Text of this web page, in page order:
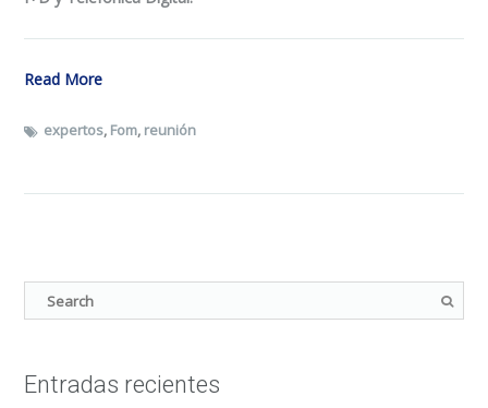
Read More
expertos, Fom, reunión
Entradas recientes